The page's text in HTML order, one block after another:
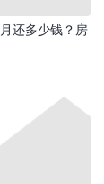
还多少钱？房